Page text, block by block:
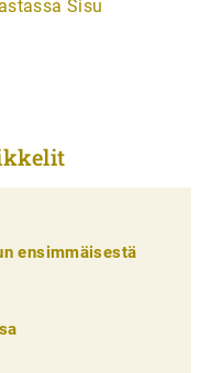
Sisu
ensimmäisestä